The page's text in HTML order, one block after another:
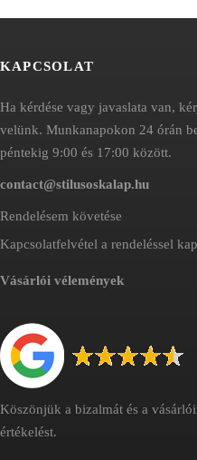
KAPCSOLAT
Ha kérdése vagy javaslata van,
velünk. Munkanapokon 24 órán
péntekig 9:00 és 17:00 között.
contact@stilusoskalap.hu
Rendelésem követése
Kapcsolatfelvétel a rendeléssel
Vásárlói vélemények
Köszönjük a bizalmát és a
értékelést.